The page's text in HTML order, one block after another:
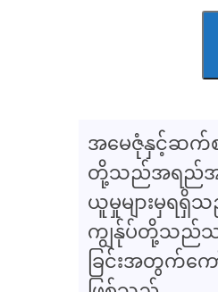
အမေဇုံနှင့်ဆက်စ
တို့သည်အရည်အခ
ယူမှုများမှရရှိ
ကျွန်ုပ်တို့သည်သ
ခြင်းအတွက်က